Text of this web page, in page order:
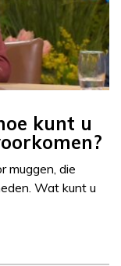
kunt u
muggen, die
Wat kunt u